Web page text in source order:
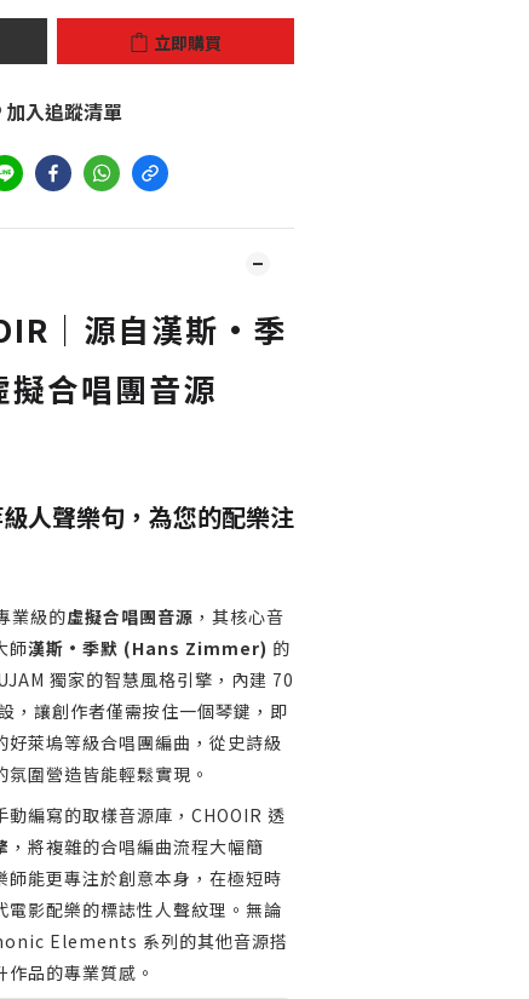
立即購買
加入追蹤清單
｜源自漢斯·季
合唱團音源
人聲樂句，為您的配樂注
業級的虛擬合唱團音源 ，其核心音
師漢斯·季默 (Hans Zimmer) 的
獨家的智慧風格引擎，內建 70
，讓創作者僅需按住一個琴鍵，即
好萊塢等級合唱團編曲，從史詩級
圍營造皆能輕鬆實現。
編寫的取樣音源庫，CHOOIR 透
，將複雜的合唱編曲流程大幅簡
師能更專注於創意本身，在極短時
電影配樂的標誌性人聲紋理。無論
Elements 系列的其他音源搭
品的專業質感。